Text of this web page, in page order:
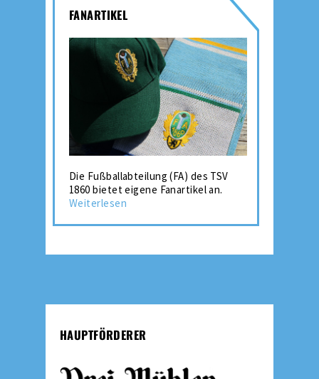
FANARTIKEL
Die Fußballabteilung (FA) des TSV
1860 bietet eigene Fanartikel an.
Weiterlesen
HAUPTFÖRDERER